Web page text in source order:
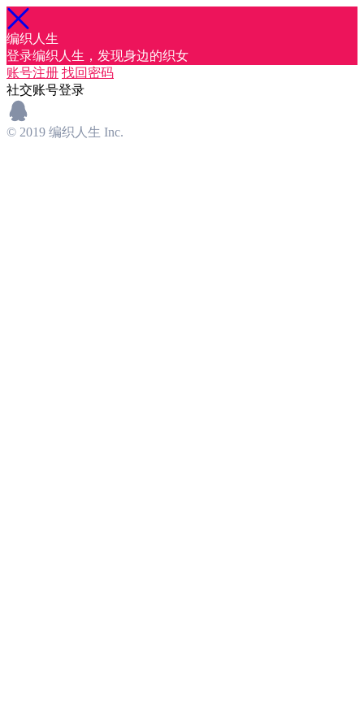
编织人生
登录编织人生，发现身边的织女
账号注册 找回密码
社交账号登录
© 2019 编织人生 Inc.